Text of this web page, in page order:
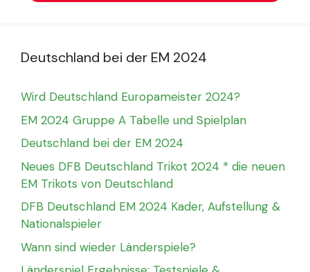
Deutschland bei der EM 2024
Wird Deutschland Europameister 2024?
EM 2024 Gruppe A Tabelle und Spielplan
Deutschland bei der EM 2024
Neues DFB Deutschland Trikot 2024 * die neuen
EM Trikots von Deutschland
DFB Deutschland EM 2024 Kader, Aufstellung &
Nationalspieler
Wann sind wieder Länderspiele?